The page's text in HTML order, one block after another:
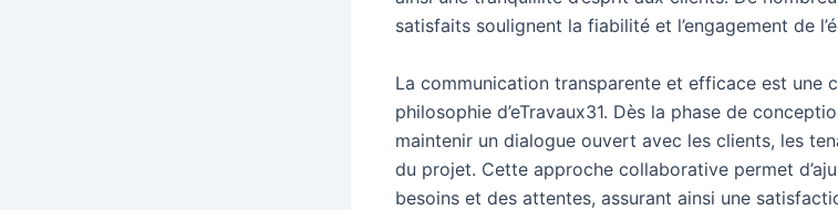
satisfaits soulignent la fiabilité et l’engagement de
La communication transparente et efficace est une
philosophie d’eTravaux31. Dès la phase de
maintenir un dialogue ouvert avec les clients, les
du projet. Cette approche collaborative permet
besoins et des attentes, assurant ainsi une